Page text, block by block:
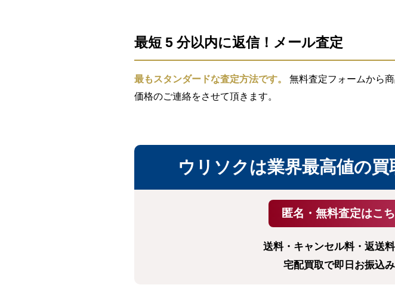
最短 5 分以内に返信！メール査定
最もスタンダードな査定方法です。
無料査定フォームから
価格のご連絡をさせて頂きます。
ウリソクは業界最高値の買
送料・キャンセル料・返送料
宅配買取で即日お振込み